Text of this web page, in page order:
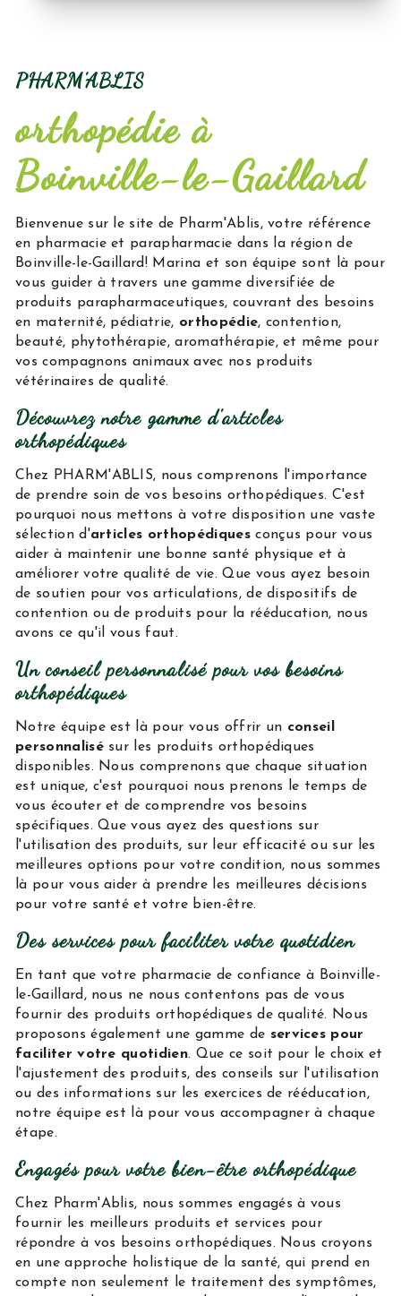
PHARM'ABLIS
orthopédie à
Boinville-le-Gaillard
Bienvenue sur le site de Pharm'Ablis, votre référence
en pharmacie et parapharmacie dans la région de
Boinville-le-Gaillard! Marina et son équipe sont là pour
vous guider à travers une gamme diversifiée de
produits parapharmaceutiques, couvrant des besoins
en maternité, pédiatrie, orthopédie, contention,
beauté, phytothérapie, aromathérapie, et même pour
vos compagnons animaux avec nos produits
vétérinaires de qualité.
Découvrez notre gamme d'articles
orthopédiques
Chez PHARM'ABLIS, nous comprenons l'importance
de prendre soin de vos besoins orthopédiques. C'est
pourquoi nous mettons à votre disposition une vaste
sélection d'articles orthopédiquesconçus pour vous
aider à maintenir une bonne santé physique et à
améliorer votre qualité de vie. Que vous ayez besoin
de soutien pour vos articulations, de dispositifs de
contention ou de produits pour la rééducation, nous
avons ce qu'il vous faut.
Un conseil personnalisé pour vos besoins
orthopédiques
Notre équipe est là pour vous offrir un conseil
personnalisésur les produits orthopédiques
disponibles. Nous comprenons que chaque situation
est unique, c'est pourquoi nous prenons le temps de
vous écouter et de comprendre vos besoins
spécifiques. Que vous ayez des questions sur
l'utilisation des produits, sur leur efficacité ou sur les
meilleures options pour votre condition, nous sommes
là pour vous aider à prendre les meilleures décisions
pour votre santé et votre bien-être.
Des services pour faciliter votre quotidien
En tant que votre pharmacie de confiance à Boinville-
le-Gaillard, nous ne nous contentons pas de vous
fournir des produits orthopédiques de qualité. Nous
proposons également une gamme de services pour
faciliter votre quotidien. Que ce soit pour le choix et
l'ajustement des produits, des conseils sur l'utilisation
ou des informations sur les exercices de rééducation,
notre équipe est là pour vous accompagner à chaque
étape.
Engagés pour votre bien-être orthopédique
Chez Pharm'Ablis, nous sommes engagés à vous
fournir les meilleurs produits et services pour
répondre à vos besoins orthopédiques. Nous croyons
en une approche holistique de la santé, qui prend en
compte non seulement le traitement des symptômes,